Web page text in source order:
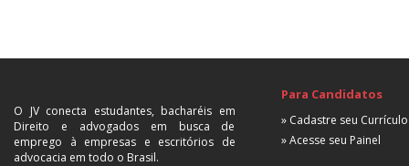
O JV conecta estudantes, bacharéis em
Direito e advogados em busca de
emprego à empresas e escritórios de
advocacia em todo o Brasil.
Para Candidatos
» Cadastre seu Currículo
» Acesse seu Painel